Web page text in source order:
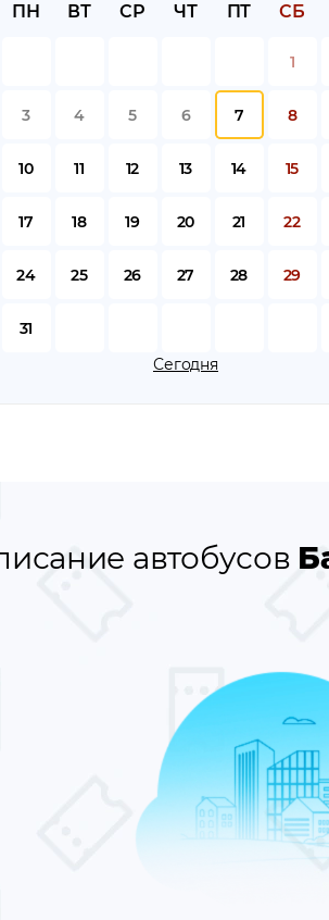
ПН
ВТ СР ЧТ ПТ СБ
1
3 4 5 6 7 8
10 11 12 13 14 15
17 18 19 20 21 22
24 25 26 27 28 29
31
Сегодня
автобусов